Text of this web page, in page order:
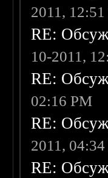
2011,
RE:
10-2011,
RE:
02:16 PM
RE:
2011,
RE: